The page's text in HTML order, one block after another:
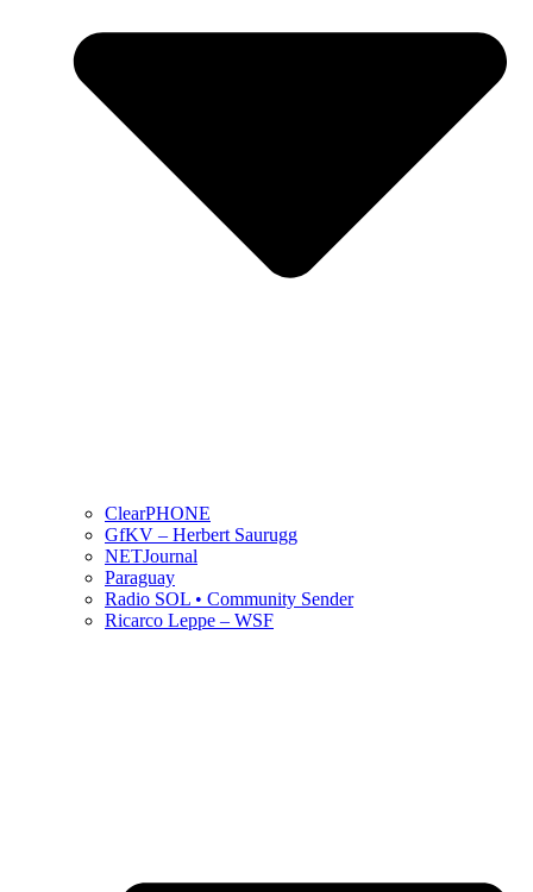
ClearPHONE
GfKV – Herbert Saurugg
NETJournal
Paraguay
Radio SOL • Community Sender
Ricarco Leppe – WSF